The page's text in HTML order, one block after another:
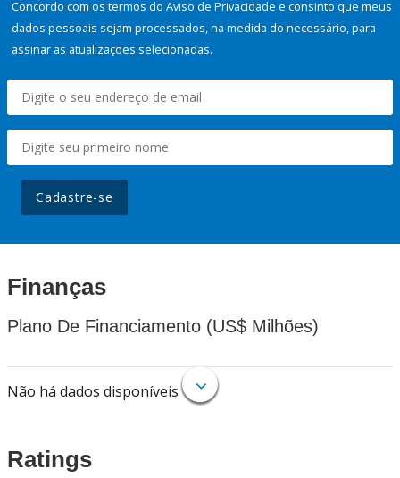
Concordo com os termos do Aviso de Privacidade e consinto que meus
dados pessoais sejam processados, na medida do necessário, para
assinar as atualizações selecionadas.
Cadastre-se
Finanças
Plano De Financiamento (US$ Milhões)
Não há dados disponíveis
Ratings